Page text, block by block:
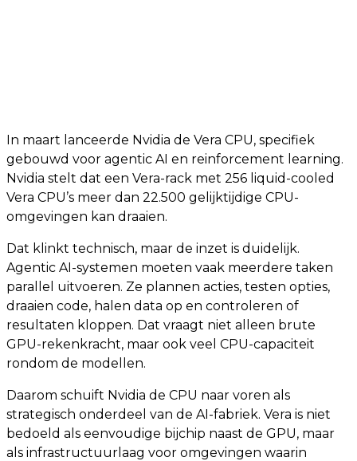
In maart lanceerde Nvidia de Vera CPU, specifiek
gebouwd voor agentic AI en reinforcement learning.
Nvidia stelt dat een Vera-rack met 256 liquid-cooled
Vera CPU’s meer dan 22.500 gelijktijdige CPU-
omgevingen kan draaien.
Dat klinkt technisch, maar de inzet is duidelijk.
Agentic AI-systemen moeten vaak meerdere taken
parallel uitvoeren. Ze plannen acties, testen opties,
draaien code, halen data op en controleren of
resultaten kloppen. Dat vraagt niet alleen brute
GPU-rekenkracht, maar ook veel CPU-capaciteit
rondom de modellen.
Daarom schuift Nvidia de CPU naar voren als
strategisch onderdeel van de AI-fabriek. Vera is niet
bedoeld als eenvoudige bijchip naast de GPU, maar
als infrastructuurlaag voor omgevingen waarin